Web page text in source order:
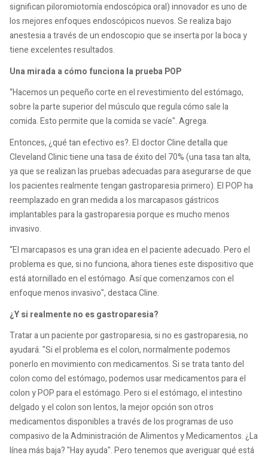
significan piloromiotomía endoscópica oral) innovador es uno de
los mejores enfoques endoscópicos nuevos. Se realiza bajo
anestesia a través de un endoscopio que se inserta por la boca y
tiene excelentes resultados.
Una mirada a cómo funciona la prueba POP
“Hacemos un pequeño corte en el revestimiento del estómago,
sobre la parte superior del músculo que regula cómo sale la
comida. Esto permite que la comida se vacíe". Agrega.
Entonces, ¿qué tan efectivo es?. El doctor Cline detalla que
Cleveland Clinic tiene una tasa de éxito del 70% (una tasa tan alta,
ya que se realizan las pruebas adecuadas para asegurarse de que
los pacientes realmente tengan gastroparesia primero). El POP ha
reemplazado en gran medida a los marcapasos gástricos
implantables para la gastroparesia porque es mucho menos
invasivo.
“El marcapasos es una gran idea en el paciente adecuado. Pero el
problema es que, si no funciona, ahora tienes este dispositivo que
está atornillado en el estómago. Así que comenzamos con el
enfoque menos invasivo", destaca Cline.
¿Y si realmente no es gastroparesia?
Tratar a un paciente por gastroparesia, si no es gastroparesia, no
ayudará. "Si el problema es el colon, normalmente podemos
ponerlo en movimiento con medicamentos. Si se trata tanto del
colon como del estómago, podemos usar medicamentos para el
colon y POP para el estómago. Pero si el estómago, el intestino
delgado y el colon son lentos, la mejor opción son otros
medicamentos disponibles a través de los programas de uso
compasivo de la Administración de Alimentos y Medicamentos. ¿La
línea más baja? "Hay ayuda". Pero tenemos que averiguar qué está